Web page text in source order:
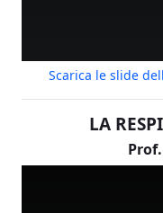
Scarica le slide
LA